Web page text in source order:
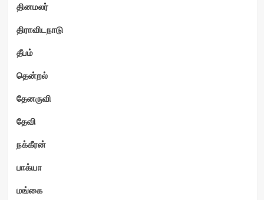
தினமலர்
திராவிடநாடு
தீபம்
தென்றல்
தேனருவி
தேவி
நக்கீரன்
பாக்யா
மங்கை